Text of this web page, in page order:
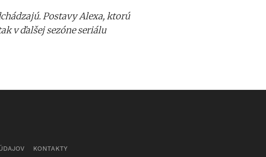
Postavy Alexa, ktorú
v ďalšej sezóne seriálu
KONTAKTY